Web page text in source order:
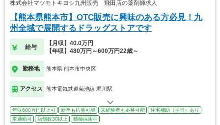
株式会社マツモトキヨシ九州販売 飛田店の薬剤師求人
【熊本県熊本市】OTC販売に興味のある方必見！九
州全域で展開するドラッグストアです
給与
【月収】40.0万円
【年収】480万円～600万円22歳～
勤務地 熊本県 熊本市中央区
アクセス 熊本電気鉄道菊池線 堀川駅
年収600万円以上可 新卒も応募可能 未経験者も応募可能
住宅補助（手当）あり
車通勤可
店舗数30以上 積極採用中